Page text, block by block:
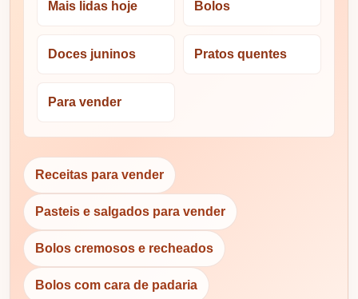
Mais lidas hoje Bolos
Doces juninos Pratos quentes
Para vender
Receitas para vender
Pasteis e salgados para vender
Bolos cremosos e recheados
Bolos com cara de padaria